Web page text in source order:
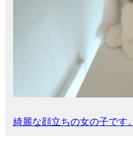
綺麗な顔立ちの女の子です。